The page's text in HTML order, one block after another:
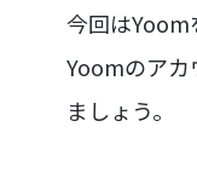
今回は
Yoomのアカ
ましょう。